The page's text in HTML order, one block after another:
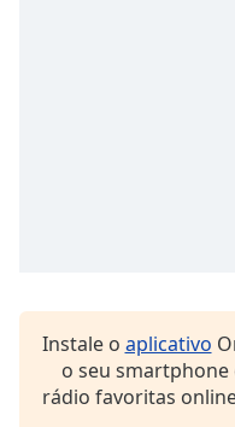
Font
Instale o aplicativo
o seu smartphone
rádio favoritas